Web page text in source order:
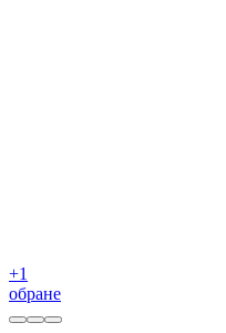
+1
обране